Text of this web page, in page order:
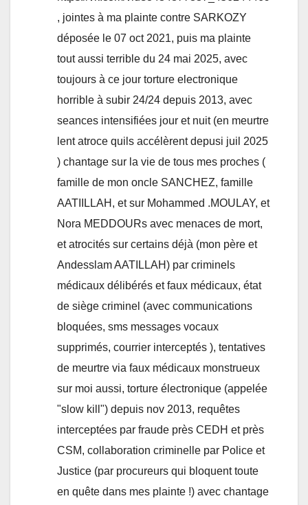
, jointes à ma plainte contre SARKOZY
déposée le 07 oct 2021, puis ma plainte
tout aussi terrible du 24 mai 2025, avec
toujours à ce jour torture electronique
horrible à subir 24/24 depuis 2013, avec
seances intensifiées jour et nuit (en meurtre
lent atroce quils accélèrent depusi juil 2025
) chantage sur la vie de tous mes proches (
famille de mon oncle SANCHEZ, famille
AATIILLAH, et sur Mohammed .MOULAY, et
Nora MEDDOURs avec menaces de mort,
et atrocités sur certains déjà (mon père et
Andesslam AATILLAH) par criminels
médicaux délibérés et faux médicaux, état
de siège criminel (avec communications
bloquées, sms messages vocaux
supprimés, courrier interceptés ), tentatives
de meurtre via faux médicaux monstrueux
sur moi aussi, torture électronique (appelée
"slow kill") depuis nov 2013, requêtes
interceptées par fraude près CEDH et près
CSM, collaboration criminelle par Police et
Justice (par procureurs qui bloquent toute
en quête dans mes plainte !) avec chantage